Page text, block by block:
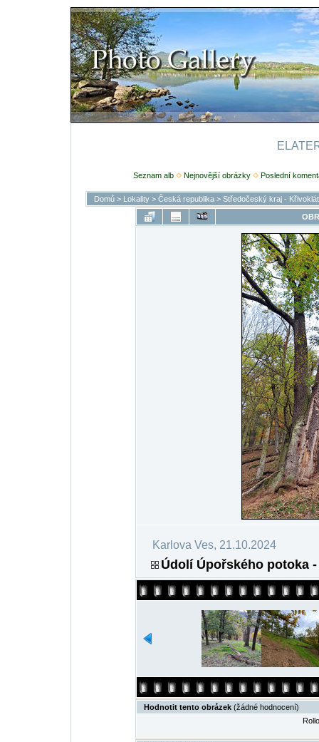
Seznam alb Nejnovější obrázky Poslední
Domů> Lokality> Česká republika> Středočeský kraj -
Karlova Ves, 21.10.2024
Údolí Úpořského potoka
Hodnotit tento obrázek (žádné hodnocení)